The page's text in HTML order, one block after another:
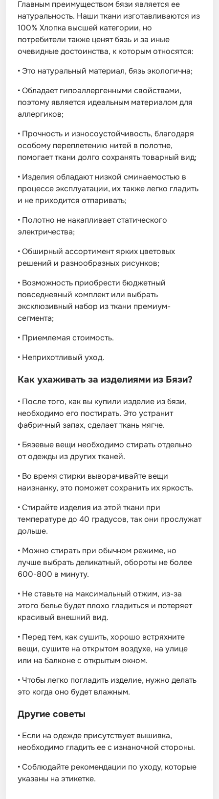
Главным преимуществом бязи является ее
натуральность. Наши ткани изготавливаются из
100% Хлопка высшей категории, но
потребители также ценят бязь и за иные
очевидные достоинства, к которым относятся:
• Это натуральный материал, бязь экологична;
•Обладает гипоаллергенными свойствами,
поэтому является идеальным материалом для
аллергиков;
• Прочность и износоустойчивость, благодаря
особому переплетению нитей в полотне,
помогает ткани долго сохранять товарный вид;
• Изделия обладают низкой сминаемостью в
процессе эксплуатации, их также легко гладить
и не приходится отпаривать;
• Полотно не накапливает статического
электричества;
•Обширный ассортимент ярких цветовых
решений и разнообразных рисунков;
• Возможность приобрести бюджетный
повседневный комплект или выбрать
эксклюзивный набор из ткани премиум-
сегмента;
• Приемлемая стоимость.
• Неприхотливый уход.
Как ухаживать за изделиями из Бязи?
• После того, как вы купили изделие из бязи,
необходимо его постирать. Это устранит
фабричный запах, сделает ткань мягче.
• Бязевые вещи необходимо стирать отдельно
от одежды из других тканей.
• Во время стирки выворачивайте вещи
наизнанку, это поможет сохранить их яркость.
•Стирайте изделия из этой ткани при
температуре до 40 градусов, так они прослужат
дольше.
• Можно стирать при обычном режиме, но
лучше выбрать деликатный, обороты не более
600-800 в минуту.
• Не ставьте на максимальный отжим, из-за
этого белье будет плохо гладиться и потеряет
красивый внешний вид.
• Перед тем, как сушить, хорошо встряхните
вещи, сушите на открытом воздухе, на улице
или на балконе с открытым окном.
• Чтобы легко погладить изделие, нужно делать
это когда оно будет влажным.
Другие советы
• Если на одежде присутствует вышивка,
необходимо гладить ее с изнаночной стороны.
•Соблюдайте рекомендации по уходу, которые
указаны на этикетке.